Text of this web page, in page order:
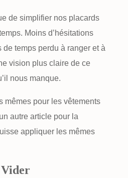
de simplifier nos placards
Moins d’hésitations
de temps perdu à ranger et à
vision plus claire de ce
nous manque.
mêmes pour les vêtements
autre article pour la
appliquer les mêmes
Vider